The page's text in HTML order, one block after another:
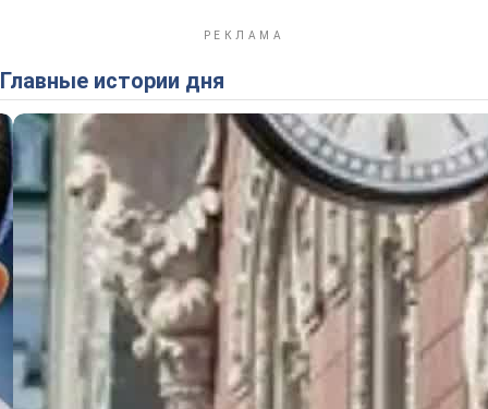
Главные истории дня